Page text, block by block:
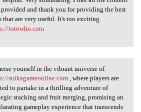
and thank you for providing the best
that are very useful. It's too exciting.
totowho.com
yourself in the
yourself in the vibrant universe of
suikagameonline.com, where players are
to partake in a thrilling adventure of
stacking and fruit merging, promising an
gameplay experience that transcends